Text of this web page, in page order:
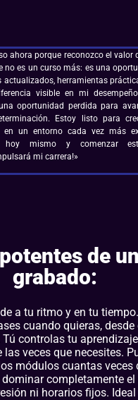
ahora porque reconozco el valor
no es un curso más: es una
herramientas
visible en mi
oportunidad perdida para
Estoy listo para
un entorno cada vez más
mismo y comenzar
mi carrera!»
de
grabado:
a tu ritmo y en tu
cuando quieras, desde
Tú controlas tu
las veces que necesites.
módulos cuantas veces
completamente el
ni horarios fijos. Ideal